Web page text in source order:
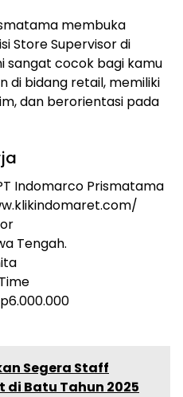
membuka
Store Supervisor di
sangat cocok bagi kamu
di bidang retail, memiliki
dan berorientasi pada
Indomarco Prismatama
Tengah.
6.000.000
Segera Staff
Batu Tahun 2025